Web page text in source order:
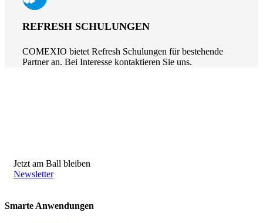
REFRESH SCHULUNGEN
COMEXIO bietet Refresh Schulungen für bestehende
Partner an. Bei Interesse kontaktieren Sie uns.
Jetzt am Ball bleiben
Newsletter
Smarte Anwendungen